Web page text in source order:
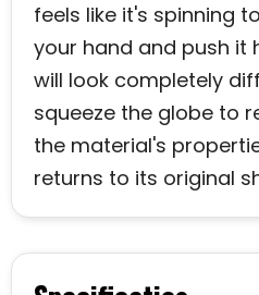
feels like it's spinning
your hand and push it
will look completely
squeeze the globe to
the material's
returns to its original